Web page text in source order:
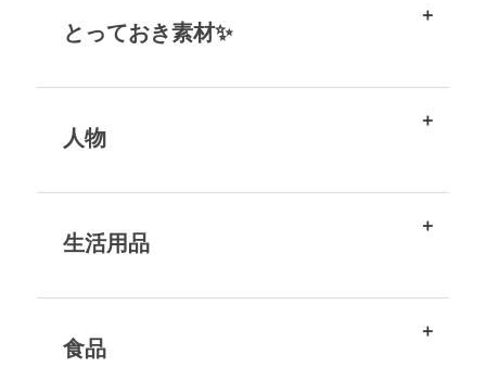
とっておき素材✨
人物
生活用品
食品